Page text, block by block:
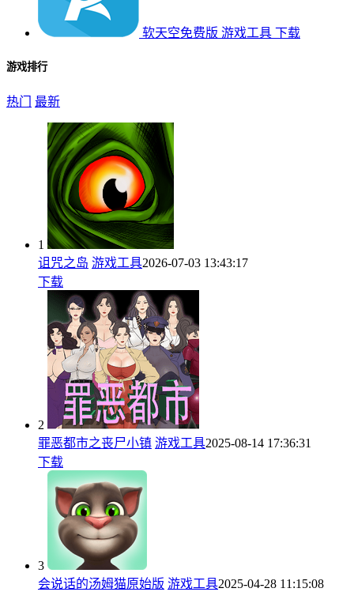
软天空免费版 游戏工具 下载
游戏排行
热门 最新
1
诅咒之岛 游戏工具2026-07-03 13:43:17
下载
2
罪恶都市之丧尸小镇 游戏工具2025-08-14 17:36:31
下载
3
会说话的汤姆猫原始版 游戏工具2025-04-28 11:15:08